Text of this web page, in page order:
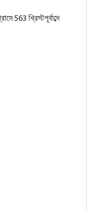
563 খ্রিস্টপূর্বাব্দে